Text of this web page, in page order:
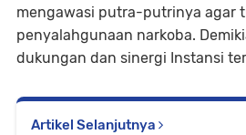
mengawasi putra-putrinya agar
penyalahgunaan narkoba.
dukungan dan sinergi Instansi
Artikel Selanjutnya